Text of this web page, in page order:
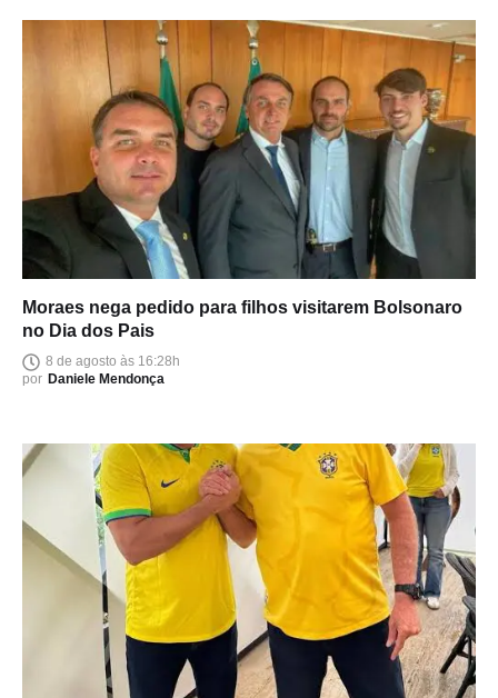
Moraes nega pedido para filhos visitarem Bolsonaro
no Dia dos Pais
8 de agosto às 16:28h
por Daniele Mendonça